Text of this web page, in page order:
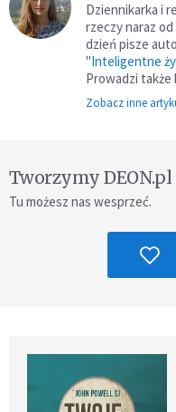
Dziennikarka i
rzeczy naraz
dzień pisze
"Inteligentne
Prowadzi także
Zobacz inne
Tworzymy DEON.pl
Tu możesz nas wesprzeć.